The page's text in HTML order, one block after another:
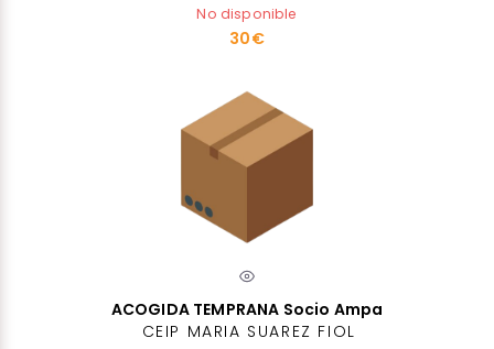
No disponible
30€
ACOGIDA TEMPRANA Socio Ampa
CEIP MARIA SUAREZ FIOL